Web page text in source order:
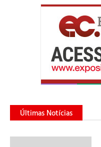
Últimas Notícias